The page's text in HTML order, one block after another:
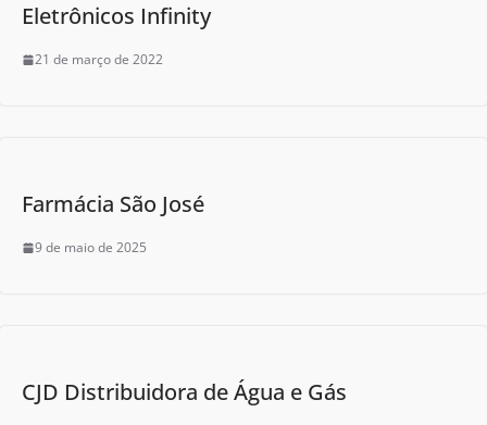
Eletrônicos Infinity
21 de março de 2022
Farmácia São José
9 de maio de 2025
CJD Distribuidora de Água e Gás